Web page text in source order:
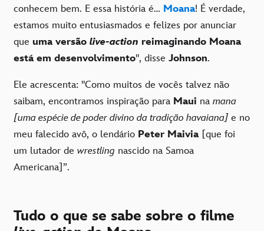
conhecem bem. E essa história é… Moana! É verdade,
estamos muito entusiasmados e felizes por anunciar
que uma versão live-action reimaginando Moana
está em desenvolvimento", disse Johnson.
Ele acrescenta: "Como muitos de vocês talvez não
saibam, encontramos inspiração para Maui na mana
[uma espécie de poder divino da tradição havaiana] e no
meu falecido avô, o lendário Peter Maivia[que foi
um lutador de wrestling nascido na Samoa
Americana]”.
Tudo o que se sabe sobre o filme